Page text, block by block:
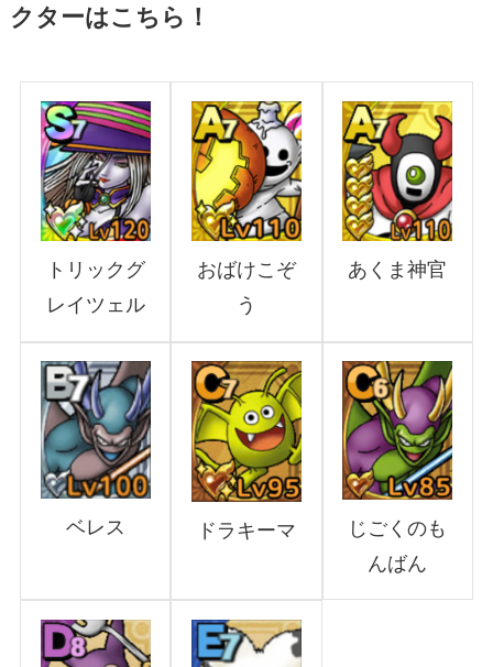
クターはこちら！
トリックグ
レイツェル
おばけこぞ
う
あくま神官
ベレス ドラキーマ
じごくのも
んばん